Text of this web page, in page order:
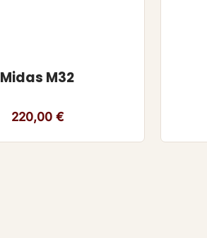
Midas M32
220,00 €